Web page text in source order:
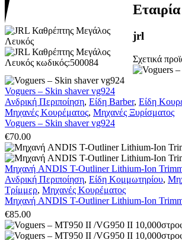
Εταιρία
jrl
Σχετικά
Voguers – Skin shaver vg924
Ανδρική Περιποίηση, Είδη Barber, Είδη
Μηχανές Κουρέματος, Μηχανές Ξυρίσματος
Voguers – Skin shaver vg924
€70.00
Μηχανή ANDIS T-Outliner Lithium-Ion
Ανδρική Περιποίηση, Είδη Κομμωτηρίου,
Τρίμμερ, Μηχανές Κουρέματος
Μηχανή ANDIS T-Outliner Lithium-Ion
€85.00